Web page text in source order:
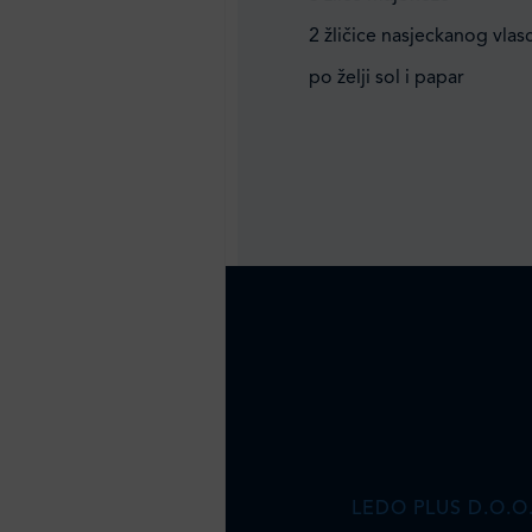
2 žličice nasjeckanog
po želji sol i papar
LEDO PLUS D.O.O.